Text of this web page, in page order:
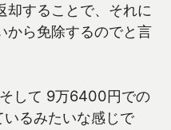
却することで、それに
ら免除するのでと言
して 9万6400円での
るみたいな感じで